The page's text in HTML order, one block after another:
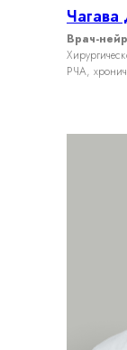
Врач-
РЧА,